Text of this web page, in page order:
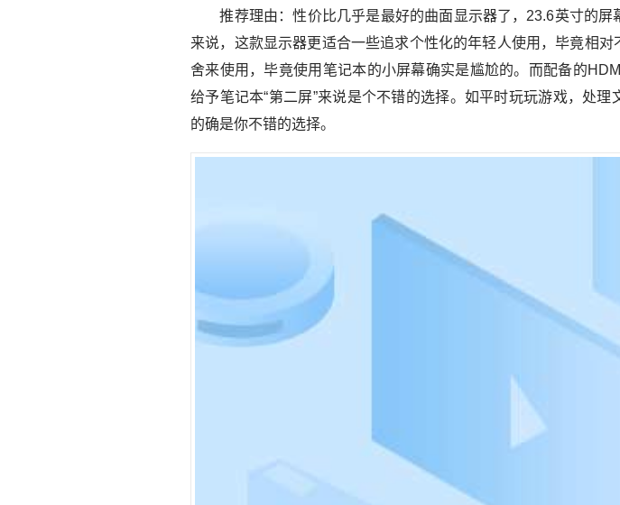
推荐理由：性价比几乎是最好的曲面显示器了，23.6英寸的屏
来说，这款显示器更适合一些追求个性化的年轻人使用，毕竟相
舍来使用，毕竟使用笔记本的小屏幕确实是尴尬的。而配备的
给予笔记本“第二屏”来说是个不错的选择。如平时玩玩游戏，处
的确是你不错的选择。